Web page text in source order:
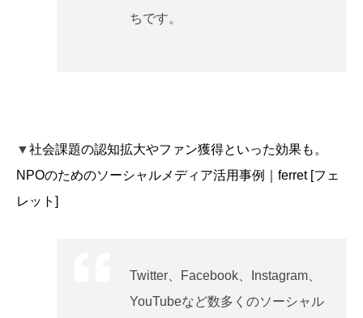
ちです。
▼社会課題の認知拡大やファン獲得といった効果も。
NPOのためのソーシャルメディア活用事例｜ferret [フェ
レット]
Twitter、Facebook、Instagram、
YouTubeなど数多くのソーシャル